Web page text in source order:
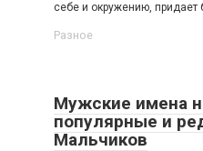
себе и окружению, придает
Разное
Мужские имена
популярные и
Мальчиков